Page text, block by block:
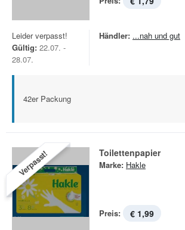
Leider verpasst!
Gültig: 22.07. -
28.07.
Händler: ...nah und gut
42er Packung
Verpasst! Toilettenpapier
Marke: Hakle
Preis: € 1,99